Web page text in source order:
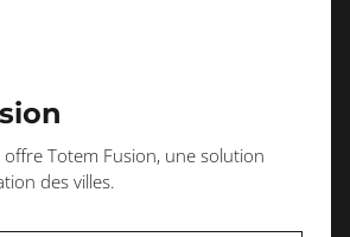
Totem Fusion, une solution
des villes.